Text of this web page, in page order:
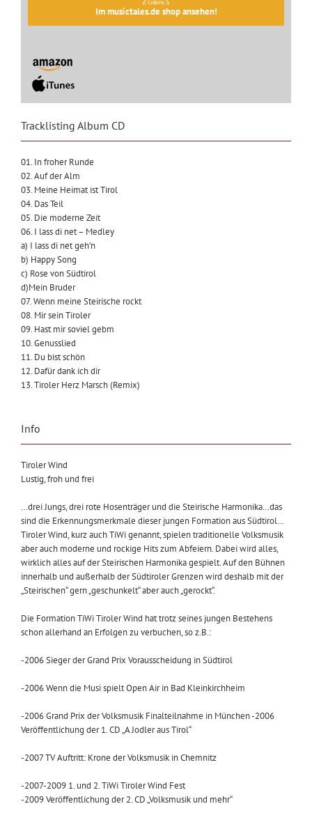
Im musictales.de shop ansehen!
Tracklisting Album CD
01. In froher Runde
02. Auf der Alm
03. Meine Heimat ist Tirol
04. Das Teil
05. Die moderne Zeit
06. I lass di net – Medley
a) I lass di net geh’n
b) Happy Song
c) Rose von Südtirol
d)Mein Bruder
07. Wenn meine Steirische rockt
08. Mir sein Tiroler
09. Hast mir soviel gebm
10. Genusslied
11. Du bist schön
12. Dafür dank ich dir
13. Tiroler Herz Marsch (Remix)
Info
Tiroler Wind
Lustig, froh und frei
…drei Jungs, drei rote Hosenträger und die Steirische Harmonika…das
sind die Erkennungsmerkmale dieser jungen Formation aus Südtirol…
Tiroler Wind, kurz auch TiWi genannt, spielen traditionelle Volksmusik
aber auch moderne und rockige Hits zum Abfeiern. Dabei wird alles,
wirklich alles auf der Steirischen Harmonika gespielt. Auf den Bühnen
innerhalb und außerhalb der Südtiroler Grenzen wird deshalb mit der
„Steirischen“ gern „geschunkelt“ aber auch „gerockt“.
Die Formation TiWi Tiroler Wind hat trotz seines jungen Bestehens
schon allerhand an Erfolgen zu verbuchen, so z.B.:
-2006 Sieger der Grand Prix Vorausscheidung in Südtirol
-2006 Wenn die Musi spielt Open Air in Bad Kleinkirchheim
-2006 Grand Prix der Volksmusik Finalteilnahme in München -2006
Veröffentlichung der 1. CD „A Jodler aus Tirol“
-2007 TV Auftritt: Krone der Volksmusik in Chemnitz
-2007-2009 1. und 2. TiWi Tiroler Wind Fest
-2009 Veröffentlichung der 2. CD „Volksmusik und mehr“